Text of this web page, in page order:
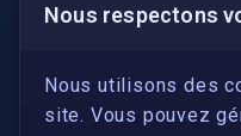
Nous respectons
Nous utilisons des
site. Vous pouvez
LIENS UTILES
S'inscrire
Qui sommes-nous ?